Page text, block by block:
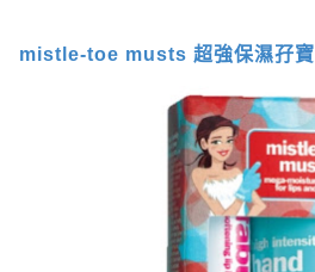
mistle-toe musts 超強保濕孖寶